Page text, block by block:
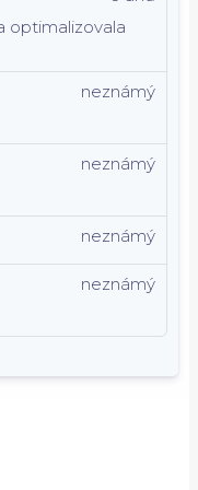
optimalizovala
neznámý
neznámý
neznámý
neznámý